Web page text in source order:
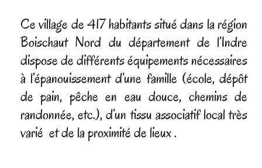
Ce village de 417 habitants situé dans la région
Boischaut Nord du département de l’Indre
dispose de différents équipements nécessaires
à l’épanouissement d’une famille (école, dépôt
de pain, pêche en eau douce, chemins de
randonnée, etc.), d’un tissu associatif local très
varié et de la proximité de lieux .